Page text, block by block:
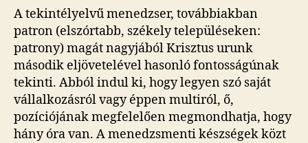
A tekintélyelvű menedzser, továbbiakban
patron (elszórtabb, székely településeken:
patrony) magát nagyjából Krisztus urunk
második eljövetelével hasonló fontosságúnak
tekinti. Abból indul ki, hogy legyen szó saját
vállalkozásról vagy éppen multiról, ő,
pozíciójának megfelelően megmondhatja, hogy
hány óra van. A menedzsmenti készségek közt